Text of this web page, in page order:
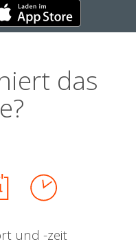
das
und -zeit